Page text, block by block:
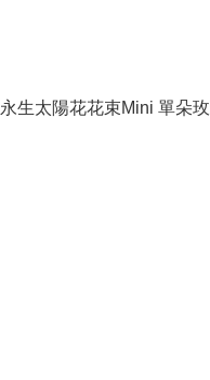
永生太陽花花束Mini 單朵